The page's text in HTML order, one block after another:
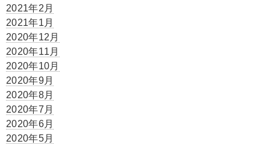
2021年2月
2021年1月
2020年12月
2020年11月
2020年10月
2020年9月
2020年8月
2020年7月
2020年6月
2020年5月